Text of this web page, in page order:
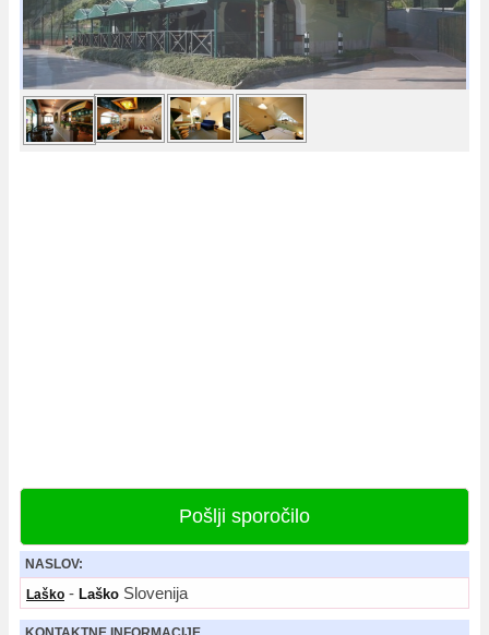
Pošlji sporočilo
NASLOV:
Laško - Laško Slovenija